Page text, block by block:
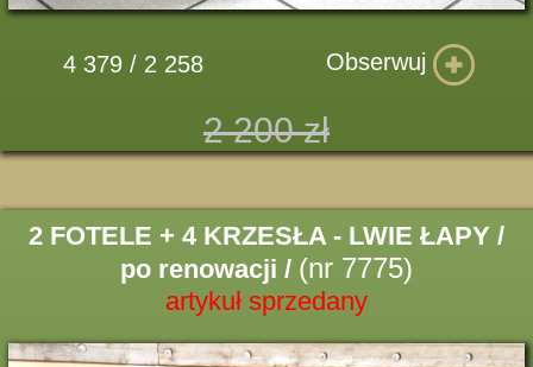
4 379 / 2 258 Obserwuj
2 200 zł
2 FOTELE + 4 KRZESŁA - LWIE ŁAPY /
po renowacji / (nr 7775)
artykuł sprzedany